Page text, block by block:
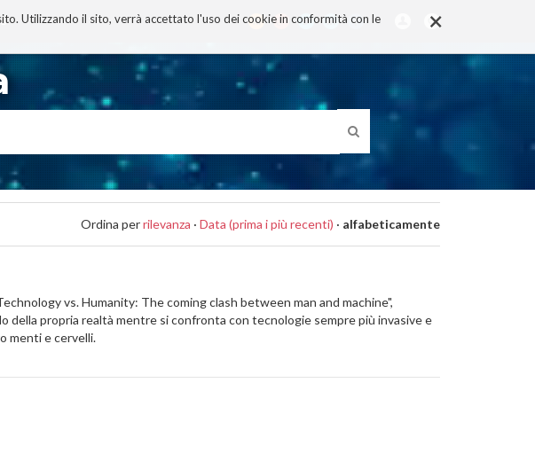
×
Utilizzando il sito, verrà accettato l'uso dei cookie in conformità con le
Ordina perrilevanza · Data (prima i più recenti) · alfabeticamente
vs. Humanity: The coming clash between man and machine",
della propria realtà mentre si confronta con tecnologie sempre più invasive e
menti e cervelli.